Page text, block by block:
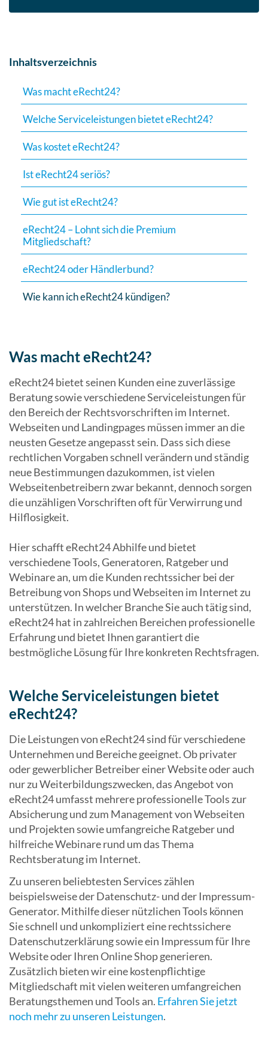
Inhaltsverzeichnis
Was macht eRecht24?
Welche Serviceleistungen bietet eRecht24?
Was kostet eRecht24?
Ist eRecht24 seriös?
Wie gut ist eRecht24?
eRecht24 – Lohnt sich die Premium
Mitgliedschaft?
eRecht24 oder Händlerbund?
Wie kann ich eRecht24 kündigen?
Was macht eRecht24?
eRecht24 bietet seinen Kunden eine zuverlässige
Beratung sowie verschiedene Serviceleistungen für
den Bereich der Rechtsvorschriften im Internet.
Webseiten und Landingpages müssen immer an die
neusten Gesetze angepasst sein. Dass sich diese
rechtlichen Vorgaben schnell verändern und ständig
neue Bestimmungen dazukommen, ist vielen
Webseitenbetreibern zwar bekannt, dennoch sorgen
die unzähligen Vorschriften oft für Verwirrung und
Hilflosigkeit.
Hier schafft eRecht24 Abhilfe und bietet
verschiedene Tools, Generatoren, Ratgeber und
Webinare an, um die Kunden rechtssicher bei der
Betreibung von Shops und Webseiten im Internet zu
unterstützen. In welcher Branche Sie auch tätig sind,
eRecht24 hat in zahlreichen Bereichen professionelle
Erfahrung und bietet Ihnen garantiert die
bestmögliche Lösung für Ihre konkreten Rechtsfragen.
Welche Serviceleistungen bietet
eRecht24?
Die Leistungen von eRecht24 sind für verschiedene
Unternehmen und Bereiche geeignet. Ob privater
oder gewerblicher Betreiber einer Website oder auch
nur zu Weiterbildungszwecken, das Angebot von
eRecht24 umfasst mehrere professionelle Tools zur
Absicherung und zum Management von Webseiten
und Projekten sowie umfangreiche Ratgeber und
hilfreiche Webinare rund um das Thema
Rechtsberatung im Internet.
Zu unseren beliebtesten Services zählen
beispielsweise der Datenschutz- und der Impressum-
Generator. Mithilfe dieser nützlichen Tools können
Sie schnell und unkompliziert eine rechtssichere
Datenschutzerklärung sowie ein Impressum für Ihre
Website oder Ihren Online Shop generieren.
Zusätzlich bieten wir eine kostenpflichtige
Mitgliedschaft mit vielen weiteren umfangreichen
Beratungsthemen und Tools an. Erfahren Sie jetzt
noch mehr zu unseren Leistungen.